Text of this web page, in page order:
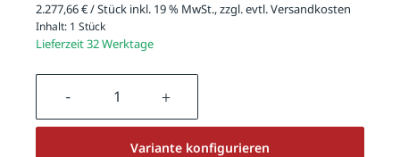
2.277,66 € / Stück inkl. 19 % MwSt., zzgl. evtl.Versandkosten
Inhalt: 1 Stück
Lieferzeit 32 Werktage
Produkt Anzahl: Gib den
Variante konfigurieren